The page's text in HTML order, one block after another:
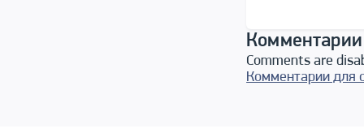
Comments are
Комментарии для